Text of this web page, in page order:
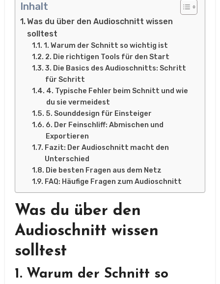
Inhalt
Was du über den Audioschnitt wissen
solltest
1. Warum der Schnitt so wichtig ist
2. Die richtigen Tools für den Start
3. Die Basics des Audioschnitts: Schritt
für Schritt
4. Typische Fehler beim Schnitt und wie
du sie vermeidest
5. Sounddesign für Einsteiger
6. Der Feinschliff: Abmischen und
Exportieren
Fazit: Der Audioschnitt macht den
Unterschied
Die besten Fragen aus dem Netz
FAQ: Häufige Fragen zum Audioschnitt
Was du über den
Audioschnitt wissen
solltest
1. Warum der Schnitt so